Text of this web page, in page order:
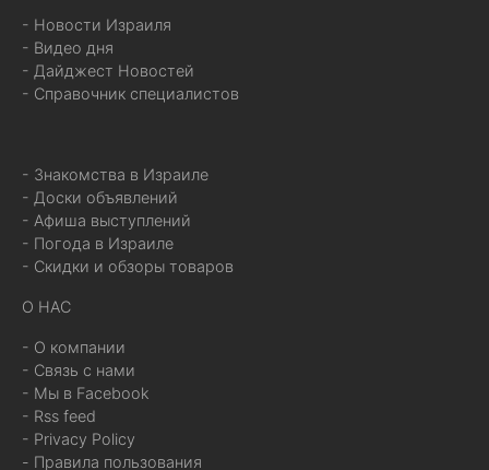
- Новости Израиля
- Видео дня
- Дайджест Новостей
- Справочник специалистов
- Знакомства в Израиле
- Доски объявлений
- Афиша выступлений
- Погода в Израиле
- Скидки и обзоры товаров
О НАС
- О компании
- Связь с нами
- Мы в Facebook
- Rss feed
- Privacy Policy
- Правила пользования